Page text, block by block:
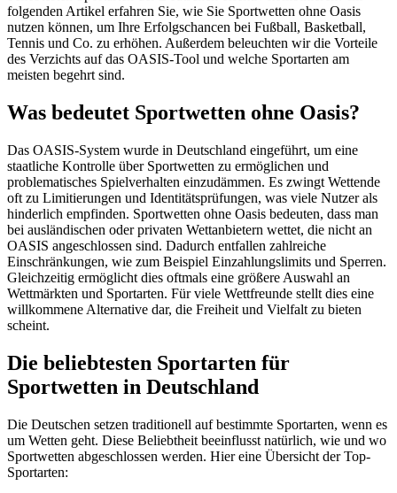
folgenden Artikel erfahren Sie, wie Sie Sportwetten ohne Oasis
nutzen können, um Ihre Erfolgschancen bei Fußball, Basketball,
Tennis und Co. zu erhöhen. Außerdem beleuchten wir die Vorteile
des Verzichts auf das OASIS-Tool und welche Sportarten am
meisten begehrt sind.
Was bedeutet Sportwetten ohne Oasis?
Das OASIS-System wurde in Deutschland eingeführt, um eine
staatliche Kontrolle über Sportwetten zu ermöglichen und
problematisches Spielverhalten einzudämmen. Es zwingt Wettende
oft zu Limitierungen und Identitätsprüfungen, was viele Nutzer als
hinderlich empfinden. Sportwetten ohne Oasis bedeuten, dass man
bei ausländischen oder privaten Wettanbietern wettet, die nicht an
OASIS angeschlossen sind. Dadurch entfallen zahlreiche
Einschränkungen, wie zum Beispiel Einzahlungslimits und Sperren.
Gleichzeitig ermöglicht dies oftmals eine größere Auswahl an
Wettmärkten und Sportarten. Für viele Wettfreunde stellt dies eine
willkommene Alternative dar, die Freiheit und Vielfalt zu bieten
scheint.
Die beliebtesten Sportarten für
Sportwetten in Deutschland
Die Deutschen setzen traditionell auf bestimmte Sportarten, wenn es
um Wetten geht. Diese Beliebtheit beeinflusst natürlich, wie und wo
Sportwetten abgeschlossen werden. Hier eine Übersicht der Top-
Sportarten: